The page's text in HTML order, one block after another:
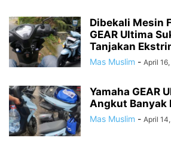
Dibekali Mesin
GEAR Ultima
Tanjakan
Mas Muslim - April
Yamaha GEAR
Angkut Banyak
Mas Muslim - April